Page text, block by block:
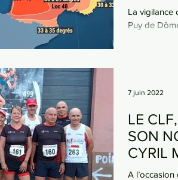
La vigilance
Puy de
LE
SON
CYRIL
A
7 juin 2022